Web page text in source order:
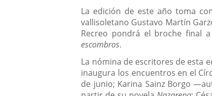
La edición de este año toma
vallisoletano Gustavo Martín
Recreo pondrá el broche final
escombros.
La nómina de escritores de esta
inaugura los encuentros en el
de junio; Karina Sainz Borgo